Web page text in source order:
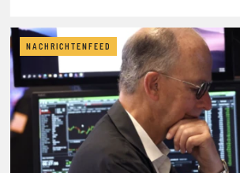
NACHRICHTENFEED